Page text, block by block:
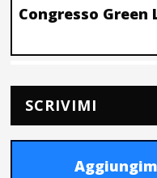
Congresso Green
SCRIVIMI